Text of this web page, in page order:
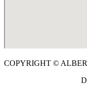
COPYRIGHT ©